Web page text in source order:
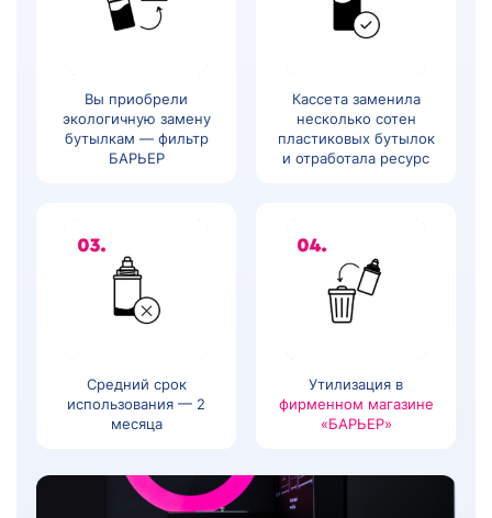
Вы приобрели
экологичную замену
бутылкам — фильтр
БАРЬЕР
Кассета заменила
несколько сотен
пластиковых бутылок
и отработала ресурс
Средний срок
использования — 2
месяца
Утилизация в
фирменном магазине
«БАРЬЕР»